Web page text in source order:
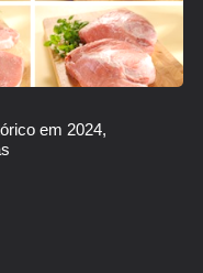
em 2024,